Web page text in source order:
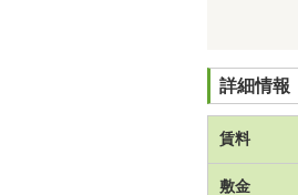
詳細情報
賃料
敷金